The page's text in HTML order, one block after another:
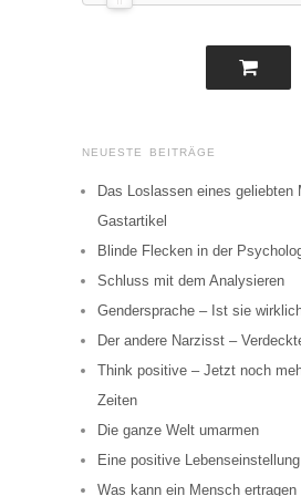
NEUESTE BEITRÄGE
Das Loslassen eines geliebten
Gastartikel
Blinde Flecken in der
Schluss mit dem Analysieren
Gendersprache – Ist sie
Der andere Narzisst –
Think positive – Jetzt noch
Zeiten
Die ganze Welt umarmen
Eine positive Lebenseinstellung
Was kann ein Mensch ertragen